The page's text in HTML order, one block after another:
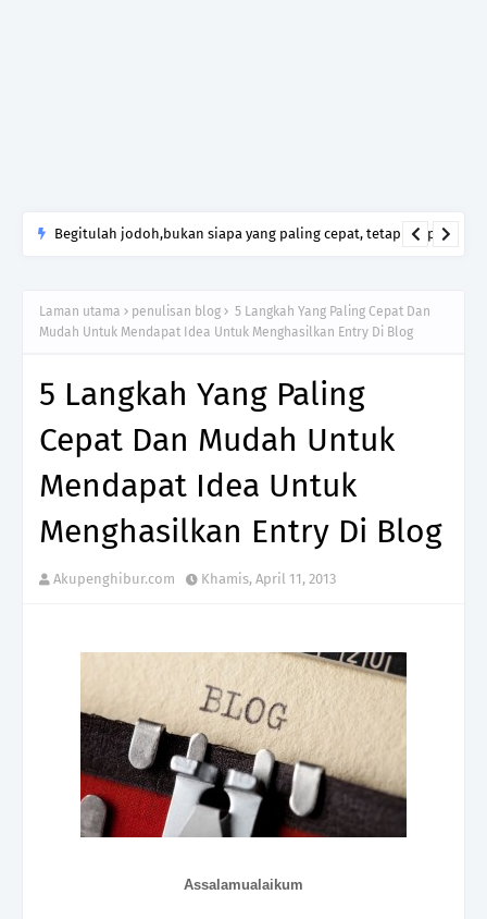
Begitulah jodoh,bukan siapa yang paling cepat, tetapi siapa
ingin menutup mulut manusia
Laman utama penulisan blog
5 Langkah Yang Paling Cepat Dan
Mudah Untuk Mendapat Idea Untuk Menghasilkan Entry Di Blog
5 Langkah Yang Paling
Cepat Dan Mudah Untuk
Mendapat Idea Untuk
Menghasilkan Entry Di Blog
Akupenghibur.com Khamis, April 11, 2013
Assalamualaikum